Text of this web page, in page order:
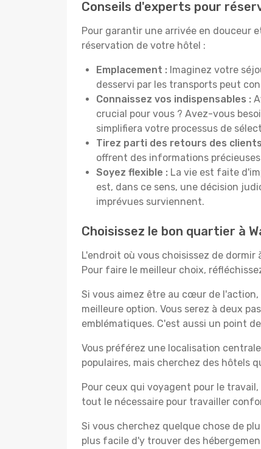
Conseils d'experts pour
Pour garantir une arrivée en douceur
réservation de votre hôtel :
Emplacement : Imaginez votre
desservi par les transports peut
Connaissez vos indispensables :
crucial pour vous ? Avez-vous
simplifiera votre processus de
Tirez parti des retours des
offrent des informations
Soyez flexible : La vie est faite
est, dans ce sens, une décision
imprévues surviennent.
Choisissez le bon quartier à
L'endroit où vous choisissez de
Pour faire le meilleur choix,
Si vous aimez être au cœur de
meilleure option. Vous serez à deux
emblématiques. C'est aussi un point
Vous préférez une localisation
populaires, mais cherchez des hôtels
Pour ceux qui voyagent pour le travail,
tout le nécessaire pour travailler
Si vous cherchez quelque chose de
plus facile d'y trouver des